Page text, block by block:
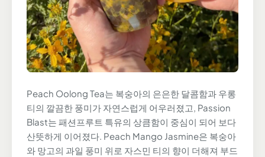
Peach Oolong Tea는 복숭아의 은은한 달콤함과 우롱
티의 깔끔한 풍미가 자연스럽게 어우러졌고, Passion
Blast는 패션프루트 특유의 상큼함이 중심이 되어 보다
산뜻하게 이어졌다. Peach Mango Jasmine은 복숭아
와 망고의 과일 풍미 위로 자스민 티의 향이 더해져 부드